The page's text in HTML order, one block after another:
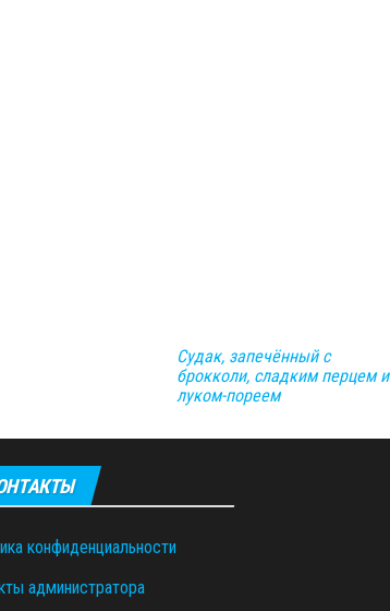
Судак, запечённый с
брокколи, сладким перцем и
луком-пореем
конфиденциальности
администратора